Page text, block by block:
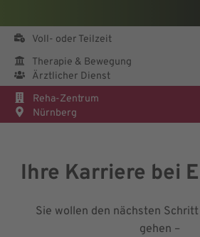
Voll- oder Teilzeit
Therapie & Bewegung
Ärztlicher Dienst
Reha-Zentrum
Nürnberg
Ihre Karriere bei
Sie wollen den nächsten
gehen –